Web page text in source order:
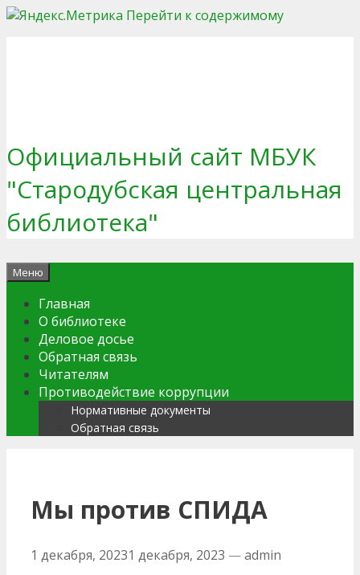
Перейти к содержимому
Официальный сайт МБУК
"Стародубская центральная
библиотека"
Меню
Главная
О библиотеке
Деловое досье
Обратная связь
Читателям
Противодействие коррупции
Нормативные документы
Обратная связь
Мы против СПИДА
1 декабря, 20231 декабря, 2023 —admin